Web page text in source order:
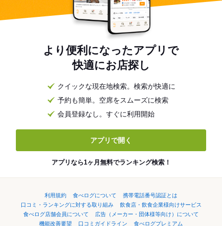
より便利になったアプリで
快適にお店探し
クイックな現在地検索。検索が快適に
予約も簡単。空席をスムーズに検索
会員登録なし。すぐに利用開始
アプリで開く
アプリなら1ヶ月無料でランキング検索！
利用規約 食べログについて
携帯電話番号認証とは
口コミ・ランキングに対する取り組み
飲食店・飲食企業様向けサービス
食べログ店舗会員について
広告（メーカー・団体様等向け）について
機能改善要望
口コミガイドライン
食べログプレミアム